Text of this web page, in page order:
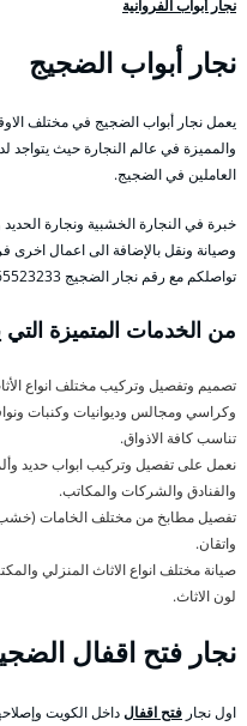
نجار أبواب الفروانية
نجار أبواب الضجيج
يعمل نجار أبواب الضجيج في مختلف
والمميزة في عالم النجارة حيث يتواجد
العاملين في الضجيج.
خبرة في النجارة الخشبية ونجارة
وصيانة ونقل بالإضافة الى اعمال
تواصلكم مع رقم نجار الضجيج 65523233 في مختلف الاوقات على مدار 24 ساعة.
من الخدمات المتميزة
تصميم وتفصيل وتركيب مختلف انواع
وكراسي ومجالس وديوانيات وكنبات
تناسب كافة الاذواق.
نعمل على تفصيل وتركيب ابواب حديد
والفنادق والشركات والمكاتب.
تفصيل مطابخ من مختلف الخامات
واتقان.
صيانة مختلف انواع الاثاث المنزلي
لون الاثاث.
نجار فتح اقفال
اول نجار فتح اقفالداخل الكويت